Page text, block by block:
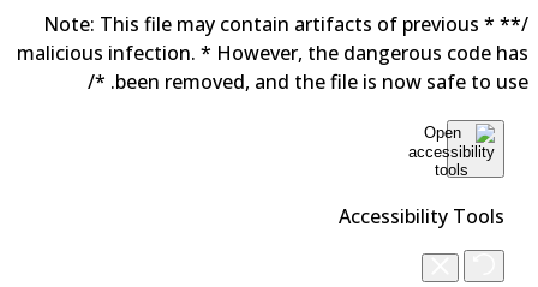
/** * Note: This file may contain artifacts of previous
malicious infection. * However, the dangerous code
been removed, and the file is now safe to use.
Accessibility Tools